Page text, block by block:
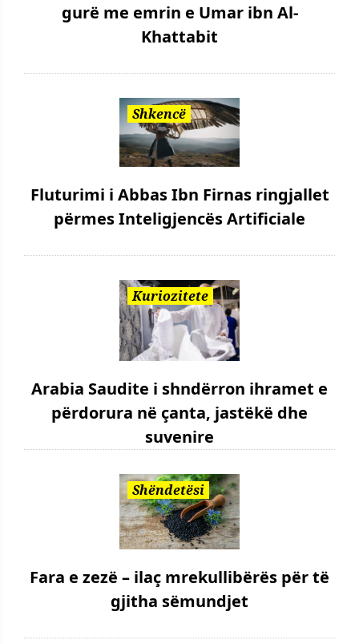
gurë me emrin e Umar ibn Al-
Khattabit
Shkencë
Fluturimi i Abbas Ibn Firnas ringjallet
përmes Inteligjencës Artificiale
Kuriozitete
Arabia Saudite i shndërron ihramet e
përdorura në çanta, jastëkë dhe
suvenire
Shëndetësi
Fara e zezë – ilaç mrekullibërës për të
gjitha sëmundjet